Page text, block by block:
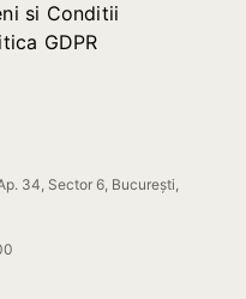
si Conditii
GDPR
34, Sector 6, București,